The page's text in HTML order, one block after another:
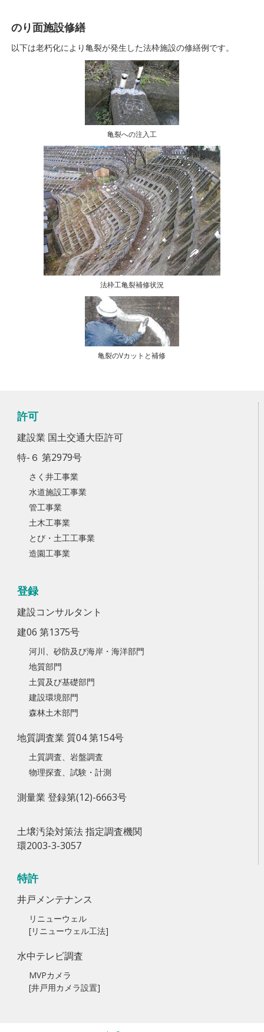
のり面施設修繕
以下は老朽化により亀裂が発生した法枠施設の修繕例です。
亀裂への注入工
法枠工亀裂補修状況
亀裂のVカットと補修
許可
建設業 国土交通大臣許可
特-６ 第2979号
さく井工事業
水道施設工事業
管工事業
土木工事業
とび・土工工事業
造園工事業
登録
建設コンサルタント
建06 第1375号
河川、砂防及び海岸・海洋部門
地質部門
土質及び基礎部門
建設環境部門
森林土木部門
地質調査業 質04 第154号
土質調査、岩盤調査
物理探査、試験・計測
測量業 登録第(12)-6663号
土壌汚染対策法 指定調査機関
環2003-3-3057
特許
井戸メンテナンス
リニューウェル
[リニューウェル工法]
水中テレビ調査
MVPカメラ
[井戸用カメラ設置]